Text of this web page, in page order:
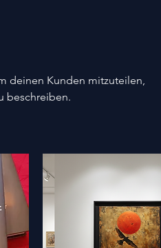
deinen Kunden mitzuteilen,
beschreiben.